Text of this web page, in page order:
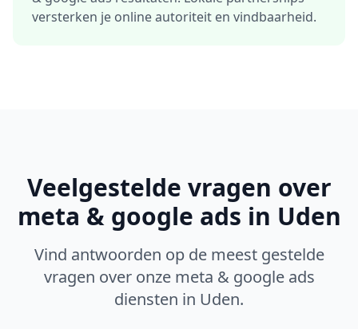
versterken je online autoriteit en vindbaarheid.
Veelgestelde vragen over
meta & google ads in Uden
Vind antwoorden op de meest gestelde
vragen over onze meta & google ads
diensten in Uden.